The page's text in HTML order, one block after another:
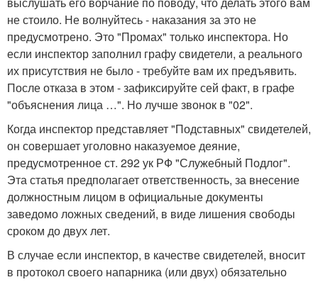
не стоило. Не волнуйтесь - наказания за это не
предусмотрено. Это "Промах" только инспектора. Но
если инспектор заполнил графу свидетели, а реального
их присутствия не было - требуйте вам их предъявить.
После отказа в этом - зафиксируйте сей факт, в графе
"объяснения лица …". Но лучше звонок в "02".
Когда инспектор представляет "Подставных" свидетелей,
он совершает уголовно наказуемое деяние,
предусмотренное ст. 292 ук РФ "Служебный Подлог".
Эта статья предполагает ответственность, за внесение
должностным лицом в официальные документы
заведомо ложных сведений, в виде лишения свободы
сроком до двух лет.
В случае если инспектор, в качестве свидетелей, вносит
в протокол своего напарника (или двух) обязательно